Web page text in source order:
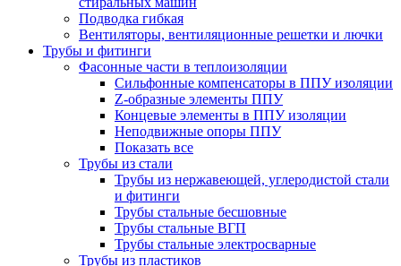
Подводка гибкая
Вентиляторы, вентиляционные решетки и лючки
Трубы и фитинги
Фасонные части в теплоизоляции
Cильфонные компенсаторы в ППУ изоляции
Z-образные элементы ППУ
Концевые элементы в ППУ изоляции
Неподвижные опоры ППУ
Показать все
Трубы из стали
Трубы из нержавеющей, углеродистой стали
и фитинги
Трубы стальные бесшовные
Трубы стальные ВГП
Трубы стальные электросварные
Трубы из пластиков